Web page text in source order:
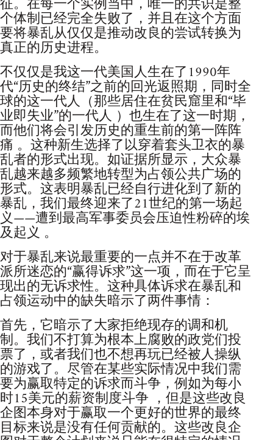
个体制已经完全失败了，并且在这个方面
要将暴乱从仅仅是推动改良的尝试转换为
真正的历史进程。
不仅仅是我这一代美国人生在了1990年
代“历史的终结”之前的回光返照期，同时全
球的这一代人（那些居住在贫民窟里和“毕
业即失业”的一代人 ）也生在了这一时期，
而他们将会引发历史的重生前的第一阵阵
痛 。这种新生选择了以穿着套头卫衣的暴
乱者的形式出现。如证据所显示，大众暴
乱越来越多频繁地转型为占领公共广场的
形式。这表明暴乱已经自行进化到了新的
暴乱，我们最终迎来了21世纪的第一场起
义——遭到最高军事委员会压迫性粉碎的埃
及起义 。
对于暴乱来说最重要的一点并不在于改革
派所迷恋的“赢得诉求”这一项，而在于它呈
现出的无诉求性。这种具体诉求在暴乱和
占领运动中的缺失暗示了两件事情：
首先，它暗示了大家拒绝现存的调和机
制。我们不打算为根本上腐败的政党们投
票了，或者我们也不想再玩已经被人操纵
的游戏了。尽管在某些实际情况中我们需
要为赢取特定的诉求而斗争，例如为每小
时15美元的薪资制度斗争 ，但是这些改良
企图本身对于赢取一个更好的世界的最终
目标来说是没有任何贡献的。这些改良企